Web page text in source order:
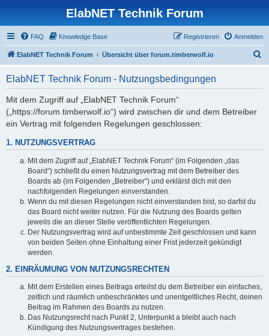
ElabNET Technik Forum
FAQ Knowledge Base Anmelden
Registrieren
ElabNET Technik Forum Übersicht über forum.timberwolf.io
ElabNET Technik Forum - Nutzungsbedingungen
Mit dem Zugriff auf „ElabNET Technik Forum“
(„https://forum.timberwolf.io“) wird zwischen dir und dem Betreiber
ein Vertrag mit folgenden Regelungen geschlossen:
1. NUTZUNGSVERTRAG
Mit dem Zugriff auf „ElabNET Technik Forum“ (im Folgenden „das
Board“) schließt du einen Nutzungsvertrag mit dem Betreiber des
Boards ab (im Folgenden „Betreiber“) und erklärst dich mit den
nachfolgenden Regelungen einverstanden.
Wenn du mit diesen Regelungen nicht einverstanden bist, so darfst du
das Board nicht weiter nutzen. Für die Nutzung des Boards gelten
jeweils die an dieser Stelle veröffentlichten Regelungen.
Der Nutzungsvertrag wird auf unbestimmte Zeit geschlossen und kann
von beiden Seiten ohne Einhaltung einer Frist jederzeit gekündigt
werden.
2. EINRÄUMUNG VON NUTZUNGSRECHTEN
Mit dem Erstellen eines Beitrags erteilst du dem Betreiber ein einfaches,
zeitlich und räumlich unbeschränktes und unentgeltliches Recht, deinen
Beitrag im Rahmen des Boards zu nutzen.
Das Nutzungsrecht nach Punkt 2, Unterpunkt a bleibt auch nach
Kündigung des Nutzungsvertrages bestehen.